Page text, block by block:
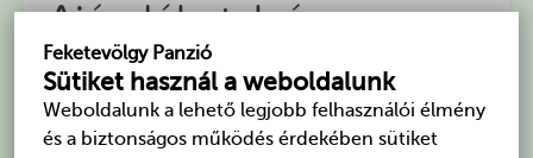
Feketevölgy Panzió
Sütiket használ a weboldalunk
Weboldalunk a lehető legjobb felhasználói élmény
és a biztonságos működés érdekében sütiket
Ajándékutalvány
2016 augusztus 29.
Ajándék, amivel biztosan betalál: lepje meg
szeretteit egy börzsönyi pihenéssel!